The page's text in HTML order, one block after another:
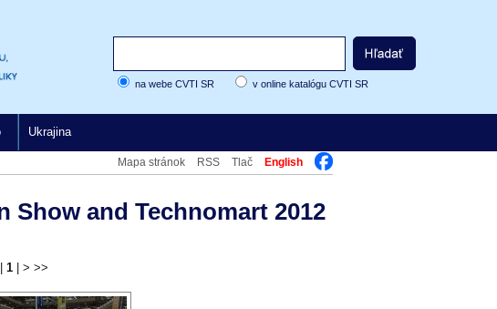
na webe CVTI SR v online katalógu CVTI SR
Ukrajina
Mapa stránok RSS Tlač English
Show and Technomart 2012
1| > >>